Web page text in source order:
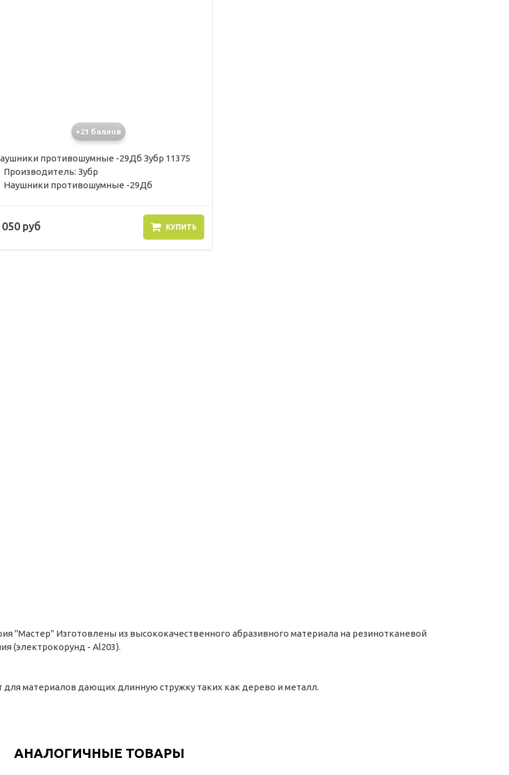
+21 баллов
противошумные -29Дб Зубр 11375
Производитель: Зубр
Наушники противошумные -29Дб
050 руб КУПИТЬ
"Мастер" Изготовлены из высококачественного абразивного материала на резинотканевой
(электрокорунд - Al203).
материалов дающих длинную стружку таких как дерево и металл.
АНАЛОГИЧНЫЕ ТОВАРЫ